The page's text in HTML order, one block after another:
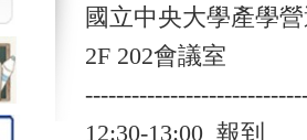
國立中央大學產學
2F 202會議室
12:30-13:00 報到